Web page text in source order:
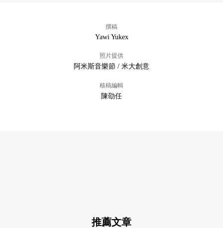
撰稿
Yawi Yukex
照片提供
阿米斯音樂節 / 米大創意
核稿編輯
陳劭任
推薦文章